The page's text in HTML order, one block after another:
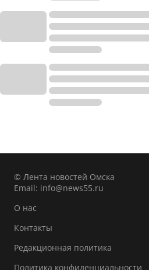
© Лента новостей Омска
Email: info@news55.ru
О нас
Контакты
Редакционная политика
Политика конфиденциальности